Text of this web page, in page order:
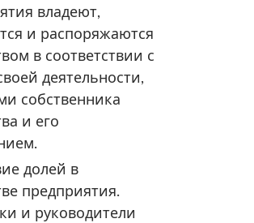
владеют,
и распоряжаются
в соответствии с
деятельности,
собственника
и его
долей в
предприятия.
и руководители